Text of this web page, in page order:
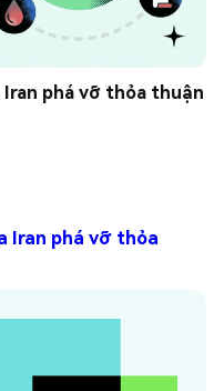
phá vỡ thỏa thuận
Iran phá vỡ thỏa